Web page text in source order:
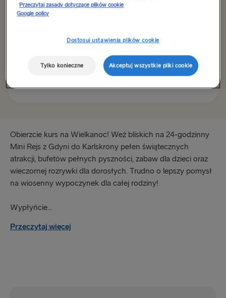
Rostock → Trelleborg
Nynäshamn → Ventspils
INNE TRASY W EUROPIE
Göteborg → Frederikshavn
Lipawa → Travemünde
Frederikshavn → Göteborg
Wyszukaj rejs
Obierzcie kurs na Wielkanoc! Weź bliskich na 24-godzinny
Mini Rejs z Gdyni do Karlskrony pełen świątecznych
atrakcji, bufetów pełnych pyszności, zabaw dla dzieci oraz
wieczornej rozrywki dla dorosłych. Trudno o lepszy pomysł
na wiosenny wypoczynek dla całej rodziny!
Wypłyńcie...
Przeczytaj więcej
Przeczytaj zasady dotyczące plików cookie
Google policy
Dostosuj ustawienia plików cookie
Tylko konieczne Akceptuj wszystkie pliki cookie